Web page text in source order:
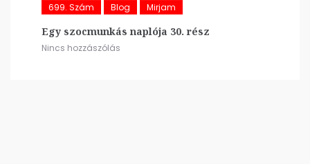
699. Szám Blog Mirjam
Egy szocmunkás naplója 30. rész
Nincs hozzászólás